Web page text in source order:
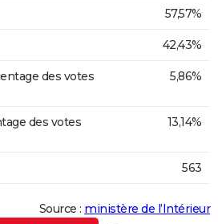
57,57%
42,43%
des votes
5,86%
des votes
13,14%
563
Source : ministère de l’Intérieur